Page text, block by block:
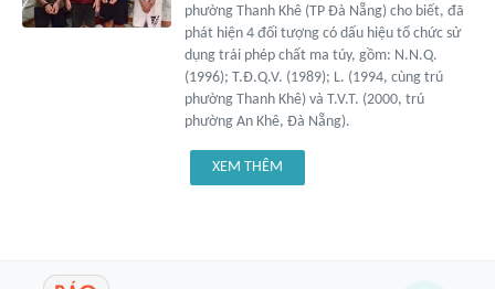
phường Thanh Khê (TP Đà Nẵng) cho biết, đã
phát hiện 4 đối tượng có dấu hiệu tổ chức sử
dụng trái phép chất ma túy, gồm: N.N.Q.
(1996); T.Đ.Q.V. (1989); L. (1994, cùng trú
phường Thanh Khê) và T.V.T. (2000, trú
phường An Khê, Đà Nẵng).
XEM THÊM